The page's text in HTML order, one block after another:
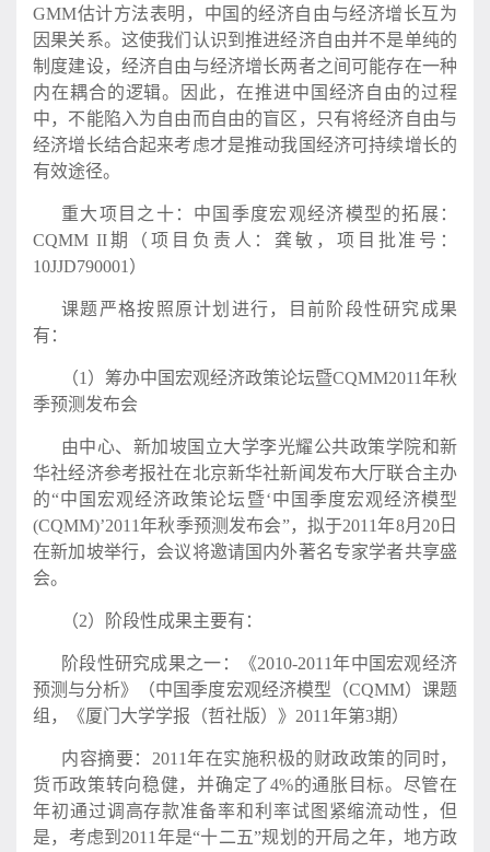
GMM估计方法表明，中国的经济自由与经济增长互为
因果关系。这使我们认识到推进经济自由并不是单纯的
制度建设，经济自由与经济增长两者之间可能存在一种
内在耦合的逻辑。因此，在推进中国经济自由的过程
中，不能陷入为自由而自由的盲区，只有将经济自由与
经济增长结合起来考虑才是推动我国经济可持续增长的
有效途径。
重大项目之十：中国季度宏观经济模型的拓展：
CQMM II期（项目负责人：龚敏，项目批准号：
10JJD790001）
课题严格按照原计划进行，目前阶段性研究成果
有：
（1）筹办中国宏观经济政策论坛暨CQMM2011年秋
季预测发布会
由中心、新加坡国立大学李光耀公共政策学院和新
华社经济参考报社在北京新华社新闻发布大厅联合主办
的“中国宏观经济政策论坛暨‘中国季度宏观经济模型
(CQMM)’2011年秋季预测发布会”，拟于2011年8月20日
在新加坡举行，会议将邀请国内外著名专家学者共享盛
会。
（2）阶段性成果主要有：
阶段性研究成果之一：《2010-2011年中国宏观经济
预测与分析》（中国季度宏观经济模型（CQMM）课题
组，《厦门大学学报（哲社版）》2011年第3期）
内容摘要：2011年在实施积极的财政政策的同时，
货币政策转向稳健，并确定了4%的通胀目标。尽管在
年初通过调高存款准备率和利率试图紧缩流动性，但
是，考虑到2011年是“十二五”规划的开局之年，地方政